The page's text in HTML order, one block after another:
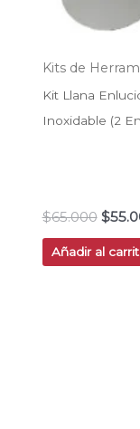
Kits de
Kit Llana
Inoxidable (2 En
$65.000 $
Añadir al